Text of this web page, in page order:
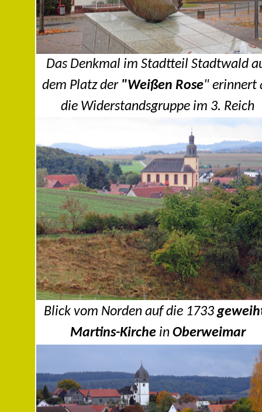
Das Denkmal im Stadtteil Stadtwald
dem Platz der "Weißen Rose" erinnert
die Widerstandsgruppe im 3. Reich
Blick vom Norden auf die 1733
Martins-Kirchein Oberweimar